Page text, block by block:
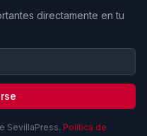
directamente en tu
SevillaPress. Política de